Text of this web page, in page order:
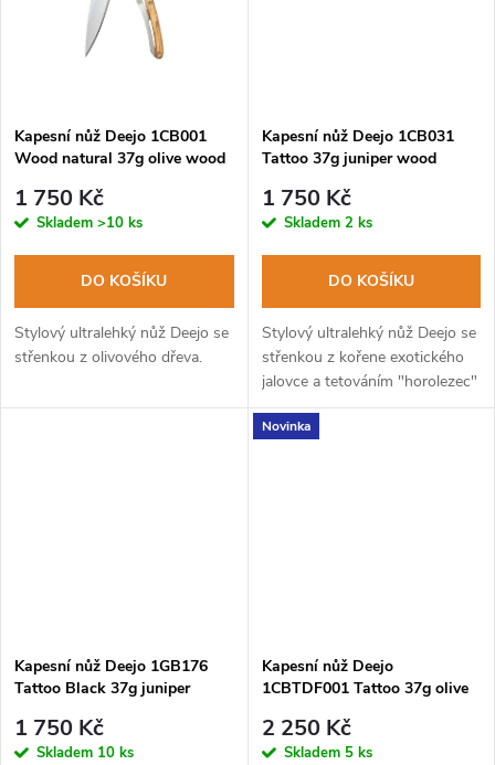
Kapesní nůž Deejo 1CB001
Wood natural 37g olive wood
1 750 Kč
Skladem >10 ks
DO KOŠÍKU
Stylový ultralehký nůž Deejo se
střenkou z olivového dřeva.
Kapesní nůž Deejo 1CB031
Tattoo 37g juniper wood
1 750 Kč
Skladem 2 ks
DO KOŠÍKU
Stylový ultralehký nůž Deejo se
střenkou z kořene exotického
jalovce a tetováním "horolezec"
Kapesní nůž Deejo 1GB176
Tattoo Black 37g juniper
1 750 Kč
Skladem 10 ks
Novinka
Kapesní nůž Deejo
1CBTDF001 Tattoo 37g olive
2 250 Kč
Skladem 5 ks